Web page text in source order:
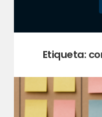
Etiqueta: